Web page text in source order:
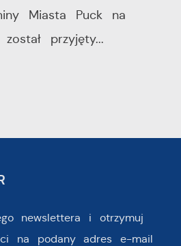
Miasta Puck na
przyjęty...
newslettera i otrzymuj
na podany adres e-mail